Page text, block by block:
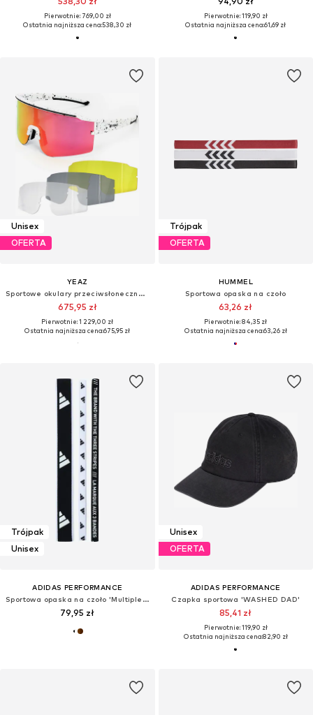
Pierwotnie: 769,00 zł
Ostatnia najniższa cena:538,30 zł
Pierwotnie: 119,90 zł
Ostatnia najniższa cena:61,69 zł
Unisex
OFERTA
YEAZ
Sportowe okulary przeciwsłoneczne 'Sunthrill'
675,95 zł
Pierwotnie: 1 229,00 zł
Ostatnia najniższa cena:675,95 zł
Trójpak
OFERTA
HUMMEL
Sportowa opaska na czoło
63,26 zł
Pierwotnie: 84,35 zł
Ostatnia najniższa cena:63,26 zł
Trójpak
Unisex
ADIDAS PERFORMANCE
Sportowa opaska na czoło 'Multiple Width Training Headbands 3 Per'
79,95 zł
Unisex
OFERTA
ADIDAS PERFORMANCE
Czapka sportowa 'WASHED DAD'
85,41 zł
Pierwotnie: 119,90 zł
Ostatnia najniższa cena:82,90 zł